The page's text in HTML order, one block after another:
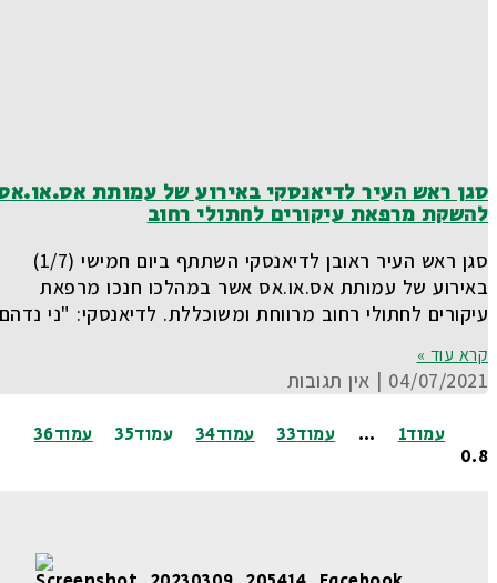
סגן ראש העיר לדיאנסקי באירוע של עמותת אס.או.אס
להשקת מרפאת עיקורים לחתולי רחוב
סגן ראש העיר ראובן לדיאנסקי השתתף ביום חמישי (1/7)
באירוע של עמותת אס.או.אס אשר במהלכו חנכו מרפאת
עיקורים לחתולי רחוב מרווחת ומשוכללת. לדיאנסקי: "ני נדהם
קרא עוד »
04/07/2021 אין תגובות
עמוד1
… עמוד33 עמוד34 עמוד35 עמוד36